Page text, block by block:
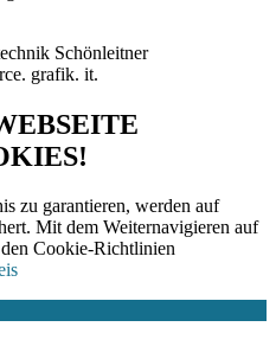
Schönleitner
zu garantieren, werden auf
Mit dem Weiternavigieren auf
Cookie-Richtlinien